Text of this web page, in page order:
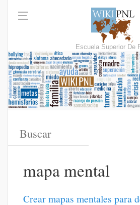
Escuela Superior De
mapa mental
Crear mapas mentales para